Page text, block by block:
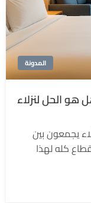
المدونة
الحل لنزلاء
يجمعون بين
كله لهذا